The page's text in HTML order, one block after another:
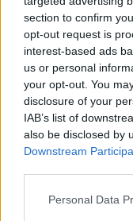
section to confirm
opt-out request is
interest-based ads
us or personal
your opt-out. You
disclosure of your
IAB’s list of
also be disclosed by
Downstream
Personal Data
Un verano
funciona